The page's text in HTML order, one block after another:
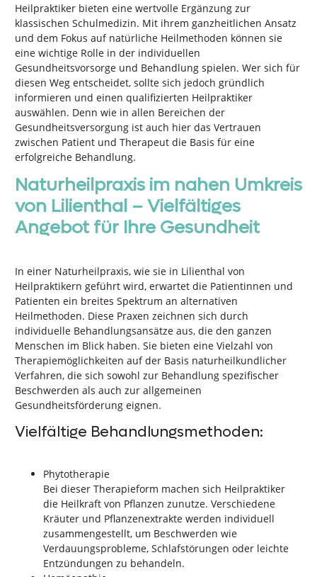
Heilpraktiker bieten eine wertvolle Ergänzung zur
klassischen Schulmedizin. Mit ihrem ganzheitlichen Ansatz
und dem Fokus auf natürliche Heilmethoden können sie
eine wichtige Rolle in der individuellen
Gesundheitsvorsorge und Behandlung spielen. Wer sich für
diesen Weg entscheidet, sollte sich jedoch gründlich
informieren und einen qualifizierten Heilpraktiker
auswählen. Denn wie in allen Bereichen der
Gesundheitsversorgung ist auch hier das Vertrauen
zwischen Patient und Therapeut die Basis für eine
erfolgreiche Behandlung.
Naturheilpraxis im nahen Umkreis
von Lilienthal – Vielfältiges
Angebot für Ihre Gesundheit
In einer Naturheilpraxis, wie sie in Lilienthal von
Heilpraktikern geführt wird, erwartet die Patientinnen und
Patienten ein breites Spektrum an alternativen
Heilmethoden. Diese Praxen zeichnen sich durch
individuelle Behandlungsansätze aus, die den ganzen
Menschen im Blick haben. Sie bieten eine Vielzahl von
Therapiemöglichkeiten auf der Basis naturheilkundlicher
Verfahren, die sich sowohl zur Behandlung spezifischer
Beschwerden als auch zur allgemeinen
Gesundheitsförderung eignen.
Vielfältige Behandlungsmethoden:
Phytotherapie
Bei dieser Therapieform machen sich Heilpraktiker
die Heilkraft von Pflanzen zunutze. Verschiedene
Kräuter und Pflanzenextrakte werden individuell
zusammengestellt, um Beschwerden wie
Verdauungsprobleme, Schlafstörungen oder leichte
Entzündungen zu behandeln.